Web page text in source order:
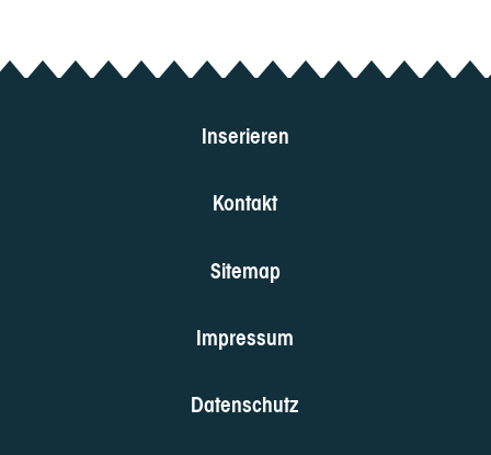
Inserieren
Kontakt
Sitemap
Impressum
Datenschutz